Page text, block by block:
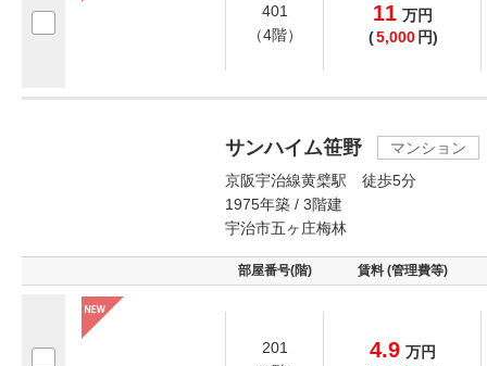
401
（4階）
11 万円
(5,000 円)
サンハイム笹野
マンション
京阪宇治線黄檗駅 徒歩5分
1975年築 / 3階建
宇治市五ヶ庄梅林
部屋番号(階) 賃料 (管理費等)
201
4.9 万円